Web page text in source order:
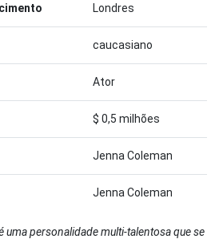
Londres
caucasiano
Ator
$ 0,5 milhões
Jenna Coleman
Jenna Coleman
uma personalidade multi-talentosa que se